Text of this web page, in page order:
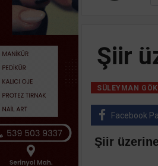
Şiir
SÜLEYMAN
Facebook
Şiir